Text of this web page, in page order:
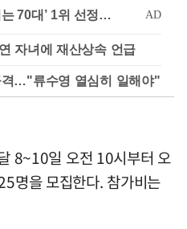
자녀에 재산상속 언급
격…"류수영 열심히 일해야"
8~10일 오전 10시부터 오
명을 모집한다. 참가비는